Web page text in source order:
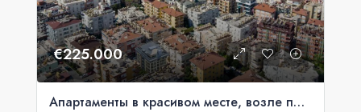
€225.000
Апартаменты в красивом месте, возле порта Аланьи.